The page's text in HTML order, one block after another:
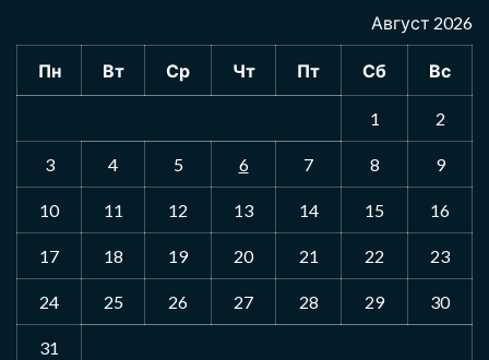
Август 2026
Пн Вт Ср Чт Пт Сб Вс
1 2
3 4 5 6 7 8 9
10 11 12 13 14 15 16
17 18 19 20 21 22 23
24 25 26 27 28 29 30
31